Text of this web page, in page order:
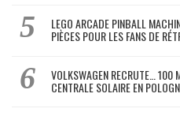
LEGO ARCADE PINBALL
PIÈCES POUR LES FANS DE
VOLKSWAGEN RECRUTE… 100
CENTRALE SOLAIRE EN